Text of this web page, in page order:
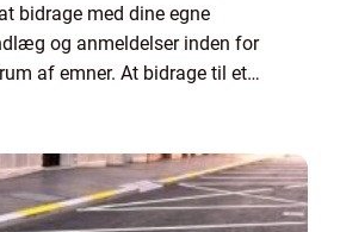
bidrage med dine egne
og anmeldelser inden for
af emner. At bidrage til et